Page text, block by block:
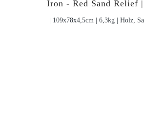
Iron - Red Sand Relief
| 109x78x4,5cm | 6,3kg | Holz,